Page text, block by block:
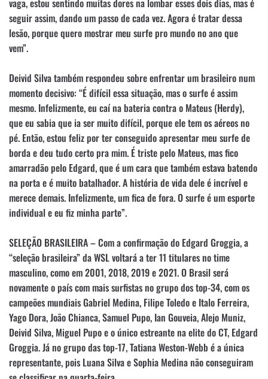
vaga, estou sentindo muitas dores na lombar esses dois dias, mas é
seguir assim, dando um passo de cada vez. Agora é tratar dessa
lesão, porque quero mostrar meu surfe pro mundo no ano que
vem”.
Deivid Silva também respondeu sobre enfrentar um brasileiro num
momento decisivo: “É difícil essa situação, mas o surfe é assim
mesmo. Infelizmente, eu caí na bateria contra o Mateus (Herdy),
que eu sabia que ia ser muito difícil, porque ele tem os aéreos no
pé. Então, estou feliz por ter conseguido apresentar meu surfe de
borda e deu tudo certo pra mim. É triste pelo Mateus, mas fico
amarradão pelo Edgard, que é um cara que também estava batendo
na porta e é muito batalhador. A história de vida dele é incrível e
merece demais. Infelizmente, um fica de fora. O surfe é um esporte
individual e eu fiz minha parte”.
SELEÇÃO BRASILEIRA – Com a confirmação do Edgard Groggia, a
“seleção brasileira” da WSL voltará a ter 11 titulares no time
masculino, como em 2001, 2018, 2019 e 2021. O Brasil será
novamente o país com mais surfistas no grupo dos top-34, com os
campeões mundiais Gabriel Medina, Filipe Toledo e Italo Ferreira,
Yago Dora, João Chianca, Samuel Pupo, Ian Gouveia, Alejo Muniz,
Deivid Silva, Miguel Pupo e o único estreante na elite do CT, Edgard
Groggia. Já no grupo das top-17, Tatiana Weston-Webb é a única
representante, pois Luana Silva e Sophia Medina não conseguiram